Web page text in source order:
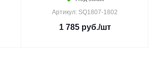
Артикул: SQ1807-1802
1 785руб./шт